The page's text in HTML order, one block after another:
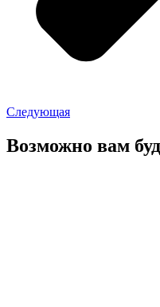
Следующая
Возможно вам